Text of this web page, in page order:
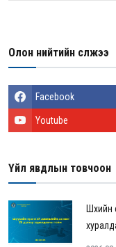
Олон нийтийн сүлжээ
Facebook
Youtube
Үйл явдлын товчоон